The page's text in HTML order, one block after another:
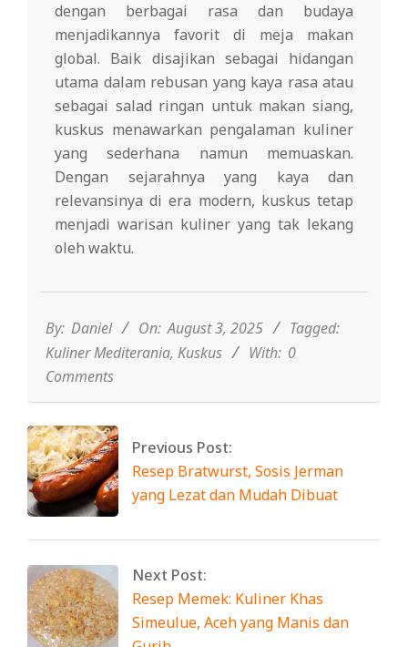
dengan berbagai rasa dan budaya
menjadikannya favorit di meja makan
global. Baik disajikan sebagai hidangan
utama dalam rebusan yang kaya rasa atau
sebagai salad ringan untuk makan siang,
kuskus menawarkan pengalaman kuliner
yang sederhana namun memuaskan.
Dengan sejarahnya yang kaya dan
relevansinya di era modern, kuskus tetap
menjadi warisan kuliner yang tak lekang
oleh waktu.
03
By: Daniel On: August 3, 2025
Tagged:
Kuliner Mediterania, Kuskus With: 0
Comments
Previous Post:
Resep Bratwurst, Sosis Jerman
yang Lezat dan Mudah Dibuat
Next Post:
Resep Memek: Kuliner Khas
Simeulue, Aceh yang Manis dan